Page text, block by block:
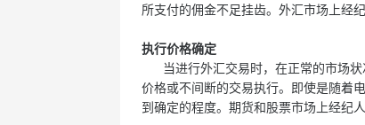
所支付的佣金不足挂齿。外汇市场上经
执行价格确定
当进行外汇交易时，在正常的市场状
价格或不间断的交易执行。即使是随着
到确定的程度。期货和股票市场上经纪